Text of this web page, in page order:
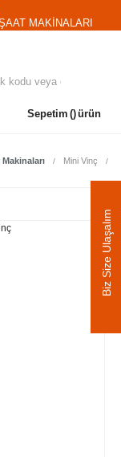
MAKİNALARI
Sepetim ürün
Mini Vinç
Biz Size Ulaşalım